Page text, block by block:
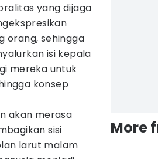
yang dijaga
orang, sehingga
isi kepala
mereka untuk
konsep
akan merasa
sisi
larut malam
More